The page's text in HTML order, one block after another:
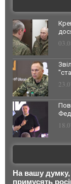
На вашу думку,
примусять